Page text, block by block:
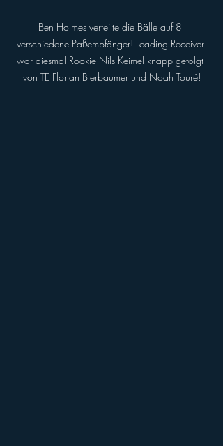
Ben Holmes verteilte die Bälle auf 8
verschiedene Paßempfänger! Leading Receiver
war diesmal Rookie Nils Keimel knapp gefolgt
von TE Florian Bierbaumer und Noah Touré!